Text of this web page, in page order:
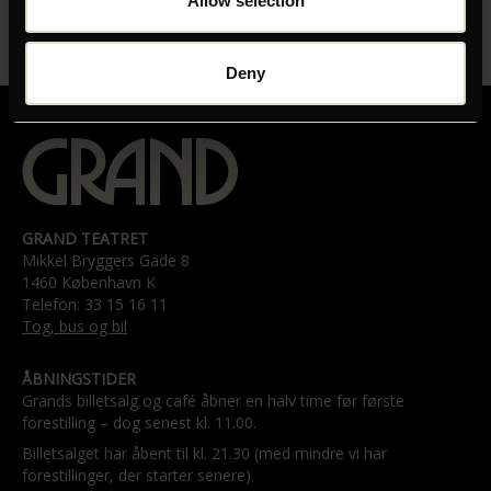
Deny
02:04
GRAND TEATRET
Mikkel Bryggers Gade 8
1460 København K
Telefon: 33 15 16 11
Tog, bus og bil
ÅBNINGSTIDER
Grands billetsalg og café åbner en halv time før første
forestilling – dog senest kl. 11.00.
Billetsalget har åbent til kl. 21.30 (med mindre vi har
forestillinger, der starter senere).